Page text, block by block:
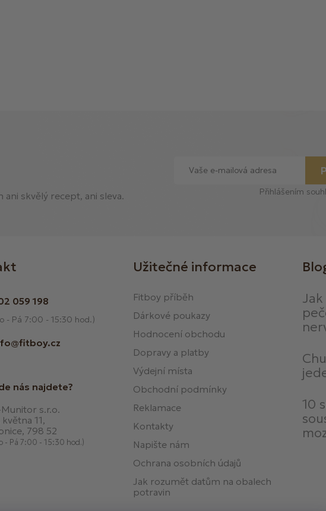
ani skvělý recept, ani sleva. Přihlášením
059 198
- Pá 7:00 - 15:30 hod.)
nás najdete?
Munitor s.r.o.
května 11,
798 52
- Pá 7:00 - 15:30 hod.)
Užitečné informace
Fitboy příběh
Dárkové poukazy
Hodnocení obchodu
Dopravy a platby
Výdejní místa
Obchodní podmínky
Reklamace
Kontakty
Napište nám
Ochrana osobních údajů
Jak rozumět datům na obalech
potravin
10